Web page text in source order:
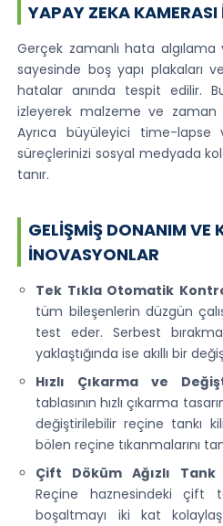
YAPAY ZEKA
Gerçek zamanlı hata
sayesinde boş yapı plakaları
hatalar anında tespit edilir.
izleyerek malzeme ve zaman
Ayrıca büyüleyici time-lapse
süreçlerinizi sosyal medyada
tanır.
GELIŞMIŞ DONANIM VE
İNOVASYONLAR
Tek Tıkla Otomatik
tüm bileşenlerin düzgün
test eder. Serbest
yaklaştığında ise akıllı bir
Hızlı Çıkarma ve
tablasının hızlı çıkarma
değiştirilebilir reçine tankı kilit
bölen reçine tıkanmalarını
Çift Döküm Ağızlı
Reçine haznesindeki çift
boşaltmayı iki kat